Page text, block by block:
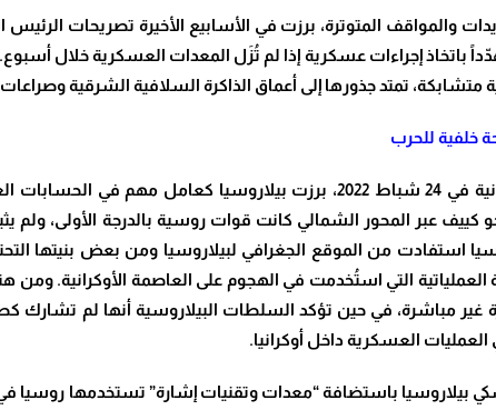
المتوترة، برزت في الأسابيع الأخيرة تصريحات الرئيس
باتخاذ إجراءات عسكرية إذا لم تُزَل المعدات العسكرية خلال
متشابكة، تمتد جذورها إلى أعماق الذاكرة السلافية الشرقية
خلفية للحرب
منذ اندلاع الحرب الروسية–الأوكرانية في 24 شباط 2022، برزت
كييف عبر المحور الشمالي كانت قوات روسية بالدرجة الأولى،
استفادت من الموقع الجغرافي لبيلاروسيا ومن بعض بنيتها
العملياتية التي استُخدمت في الهجوم على العاصمة الأوكرانية.
غير مباشرة، في حين تؤكد السلطات البيلاروسية أنها لم تشارك
العسكرية داخل أوكرانيا.
بيلاروسيا باستضافة “معدات وتقنيات إشارة” تستخدمها روسيا